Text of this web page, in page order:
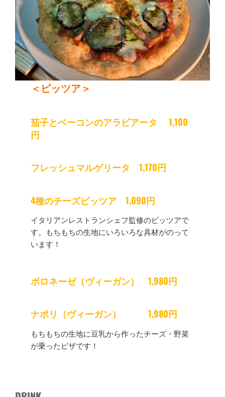
＜ピッツア＞
茄子とベーコンのアラビアータ 1,100
円
フレッシュマルゲリータ 1,170円
4種のチーズピッツア 1,090円
イタリアンレストランシェフ監修のピッツアで
す。もちもちの生地にいろいろな具材がのって
います！
ボロネーゼ（ヴィーガン） 1,980円
ナポリ（ヴィーガン） 1,980円
もちもちの生地に豆乳から作ったチーズ・野菜
が乗ったピザです！